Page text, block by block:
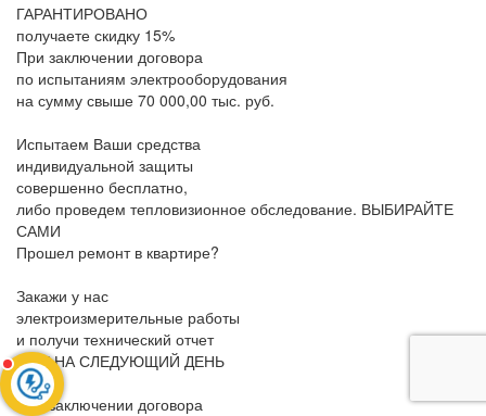
ГАРАНТИРОВАНО
получаете скидку 15%
При заключении договора
по испытаниям электрооборудования
на сумму свыше 70 000,00 тыс. руб.
Испытаем Ваши средства
индивидуальной защиты
совершенно бесплатно,
либо проведем тепловизионное обследование. ВЫБИРАЙТЕ
САМИ
Прошел ремонт в квартире?
Закажи у нас
электроизмерительные работы
и получи технический отчет
УЖЕ НА СЛЕДУЮЩИЙ ДЕНЬ
При заключении договора